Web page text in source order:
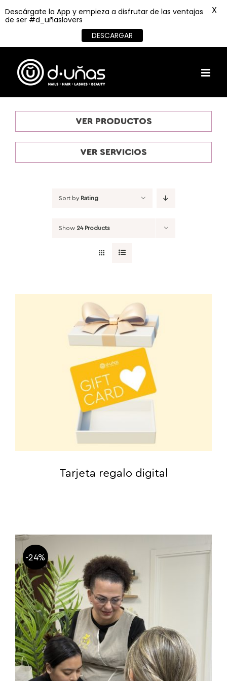
content
VER PRODUCTOS
VER SERVICIOS
Sort by Rating
Show 24 Products
Tarjeta regalo digital
-24%
Descárgate la App y empieza a disfrutar de las ventajas
de ser #d_uñaslovers
DESCARGAR
X